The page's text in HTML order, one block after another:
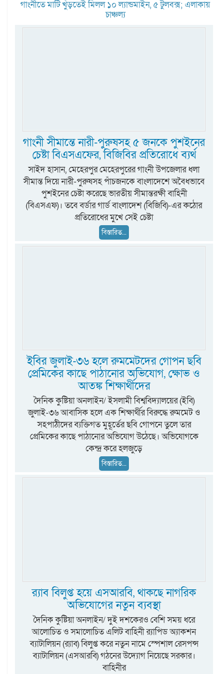
গাংনীতে মাটি খুঁড়তেই মিলল ১০ ল্যান্ডমাইন, ৫ টুলবক্স; এলাকায়
চাঞ্চল্য
গাংনী সীমান্তে নারী-পুরুষসহ ৫ জনকে পুশইনের
চেষ্টা বিএসএফের, বিজিবির প্রতিরোধে ব্যর্থ
সাইদ হাসান, মেহেরপুর মেহেরপুরের গাংনী উপজেলার ধলা
সীমান্ত দিয়ে নারী-পুরুষসহ পাঁচজনকে বাংলাদেশে অবৈধভাবে
পুশইনের চেষ্টা করেছে ভারতীয় সীমান্তরক্ষী বাহিনী
(বিএসএফ)। তবে বর্ডার গার্ড বাংলাদেশ (বিজিবি)-এর কঠোর
প্রতিরোধের মুখে সেই চেষ্টা
বিস্তারিত...
ইবির জুলাই-৩৬ হলে রুমমেটদের গোপন ছবি
প্রেমিকের কাছে পাঠানোর অভিযোগ, ক্ষোভ ও
আতঙ্ক শিক্ষার্থীদের
দৈনিক কুষ্টিয়া অনলাইন/ ইসলামী বিশ্ববিদ্যালয়ের (ইবি)
জুলাই-৩৬ আবাসিক হলে এক শিক্ষার্থীর বিরুদ্ধে রুমমেট ও
সহপাঠীদের ব্যক্তিগত মুহূর্তের ছবি গোপনে তুলে তার
প্রেমিকের কাছে পাঠানোর অভিযোগ উঠেছে। অভিযোগকে
কেন্দ্র করে হলজুড়ে
বিস্তারিত...
র‍্যাব বিলুপ্ত হয়ে এসআরবি, থাকছে নাগরিক
অভিযোগের নতুন ব্যবস্থা
দৈনিক কুষ্টিয়া অনলাইন/ দুই দশকেরও বেশি সময় ধরে
আলোচিত ও সমালোচিত এলিট বাহিনী র‍্যাপিড অ্যাকশন
ব্যাটালিয়ন (র‍্যাব) বিলুপ্ত করে নতুন নামে স্পেশাল রেসপন্স
ব্যাটালিয়ন (এসআরবি) গঠনের উদ্যোগ নিয়েছে সরকার।
বাহিনীর